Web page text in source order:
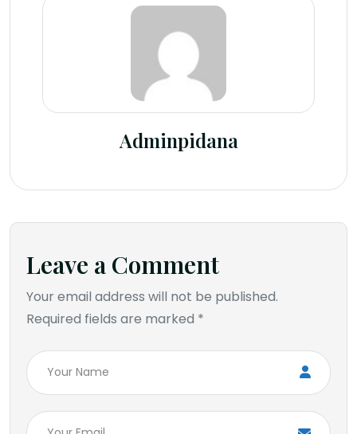
Adminpidana
Leave a Comment
Your email address will not be published.
Required fields are marked *